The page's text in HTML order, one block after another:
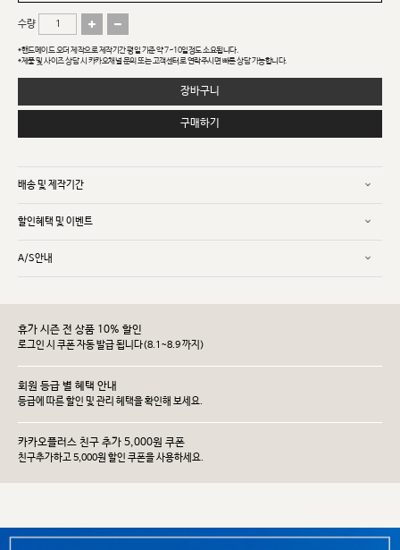
수량
*핸드메이드 오더 제작으로 제작기간 평일 기준 약 7~10일정도 소요됩니다.
*제품 및 사이즈 상담 시 카카오채널 문의 또는 고객센터로 연락주시면 빠른 상담 가능합니다.
장바구니
구매하기
배송 및 제작기간
할인혜택 및 이벤트
A/S안내
휴가 시즌 전 상품 10% 할인
로그인 시 쿠폰 자동 발급 됩니다(8.1~8.9 까지)
회원 등급 별 혜택 안내
등급에 따른 할인 및 관리 헤택을 확인해 보세요.
카카오플러스 친구 추가 5,000원 쿠폰
친구추가하고 5,000원 할인 쿠폰을 사용하세요.